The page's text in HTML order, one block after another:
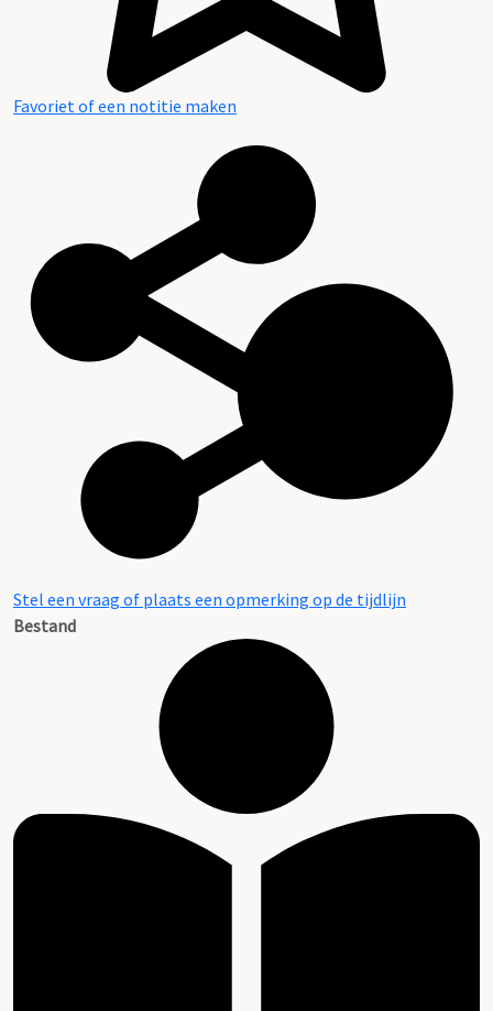
Favoriet of een notitie maken
Stel een vraag of plaats een opmerking op de tijdlijn
Bestand